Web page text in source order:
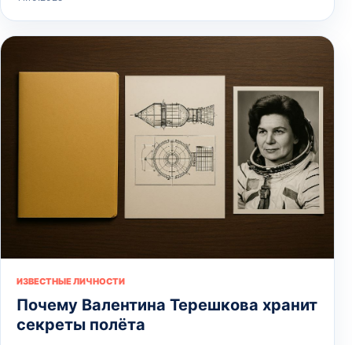
ИЗВЕСТНЫЕ ЛИЧНОСТИ
Почему Валентина Терешкова хранит
секреты полёта